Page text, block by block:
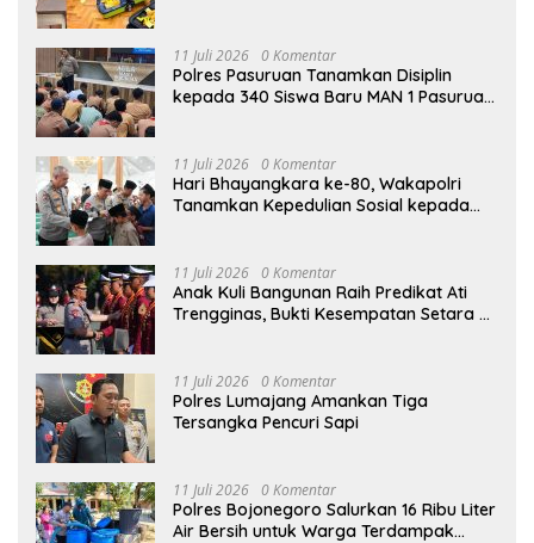
11 Juli 2026 0 Komentar
Polres Pasuruan Tanamkan Disiplin
kepada 340 Siswa Baru MAN 1 Pasuruan,
11 Juli 2026 0 Komentar
Hari Bhayangkara ke-80, Wakapolri
Tanamkan Kepedulian Sosial kepada
11 Juli 2026 0 Komentar
Anak Kuli Bangunan Raih Predikat Ati
Trengginas, Bukti Kesempatan Setara di
11 Juli 2026 0 Komentar
Polres Lumajang Amankan Tiga
Tersangka Pencuri Sapi
11 Juli 2026 0 Komentar
Polres Bojonegoro Salurkan 16 Ribu Liter
Air Bersih untuk Warga Terdampak